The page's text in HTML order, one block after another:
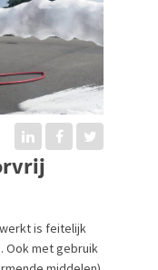
is feitelijk
Ook met gebruik